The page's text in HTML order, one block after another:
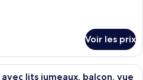
Voir les prix
Une chambre d’hôtel avec deux lits,
lits jumeaux, balcon, vue